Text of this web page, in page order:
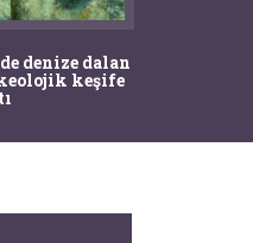
denize dalan
keşife